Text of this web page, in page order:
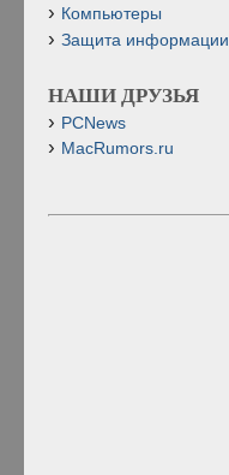
Компьютеры
Защита информации
НАШИ ДРУЗЬЯ
PCNews
MacRumors.ru